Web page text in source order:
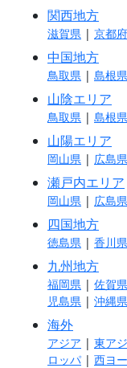
関西地方
滋賀県 | 京都府
中国地方
鳥取県 | 島根県
山陰エリア
鳥取県 | 島根県
山陽エリア
岡山県 | 広島県
瀬戸内エリア
岡山県 | 広島県
四国地方
徳島県 | 香川県
九州地方
福岡県 | 佐賀県
児島県 | 沖縄県
海外
アジア | 東ア
ロッパ | 西ヨ